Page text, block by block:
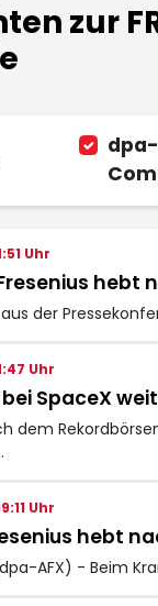
zur
Uhr
Fresenius
der
Uhr
SpaceX
dem
Uhr
hebt
(dpa-AFX) - Beim